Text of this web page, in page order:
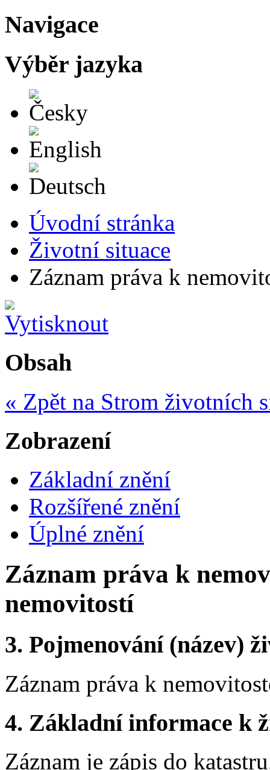
Navigace
Výběr jazyka
Úvodní stránka
Životní situace
Záznam práva k
Obsah
« Zpět na Strom životních
Zobrazení
Základní znění
Rozšířené znění
Úplné znění
Záznam práva k
nemovitostí
3. Pojmenování (název)
Záznam práva k
4. Základní informace k
Záznam je zápis do